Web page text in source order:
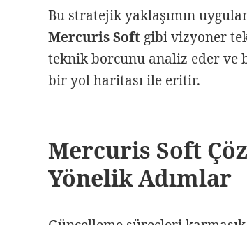
Bu stratejik yaklaşımın
Mercuris Soft gibi vizyoner
teknik borcunu analiz eder
bir yol haritası ile eritir.
Mercuris Soft
Yönelik Adımlar